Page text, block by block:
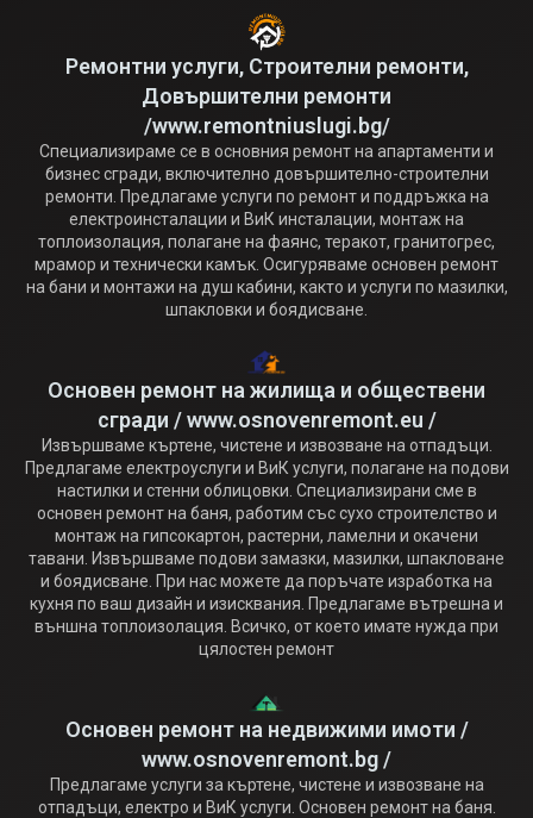
Ремонтни услуги, Строителни ремонти,
Довършителни ремонти
/www.remontniuslugi.bg/
Специализираме се в основния ремонт на апартаменти и
бизнес сгради, включително довършително-строителни
ремонти. Предлагаме услуги по ремонт и поддръжка на
електроинсталации и ВиК инсталации, монтаж на
топлоизолация, полагане на фаянс, теракот, гранитогрес,
мрамор и технически камък. Осигуряваме основен ремонт
на бани и монтажи на душ кабини, както и услуги по мазилки,
шпакловки и боядисване.
Основен ремонт на жилища и обществени
сгради / www.osnovenremont.eu /
Извършваме къртене, чистене и извозване на отпадъци.
Предлагаме електроуслуги и ВиК услуги, полагане на подови
настилки и стенни облицовки. Специализирани сме в
основен ремонт на баня, работим със сухо строителство и
монтаж на гипсокартон, растерни, ламелни и окачени
тавани. Извършваме подови замазки, мазилки, шпакловане
и боядисване. При нас можете да поръчате изработка на
кухня по ваш дизайн и изисквания. Предлагаме вътрешна и
външна топлоизолация. Всичко, от което имате нужда при
цялостен ремонт
Основен ремонт на недвижими имоти /
www.osnovenremont.bg /
Предлагаме услуги за къртене, чистене и извозване на
отпадъци, електро и ВиК услуги. Основен ремонт на баня.